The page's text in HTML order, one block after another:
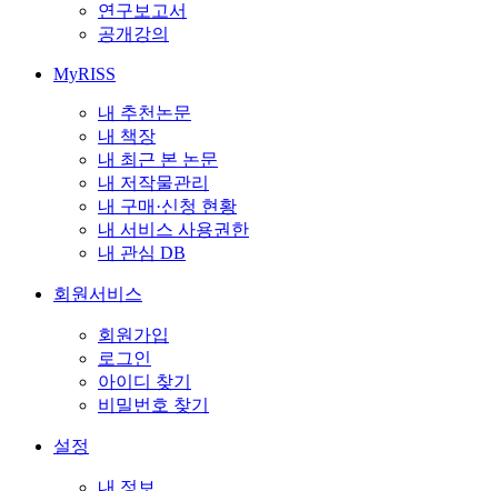
연구보고서
공개강의
MyRISS
내 추천논문
내 책장
내 최근 본 논문
내 저작물관리
내 구매·신청 현황
내 서비스 사용권한
내 관심 DB
회원서비스
회원가입
로그인
아이디 찾기
비밀번호 찾기
설정
내 정보